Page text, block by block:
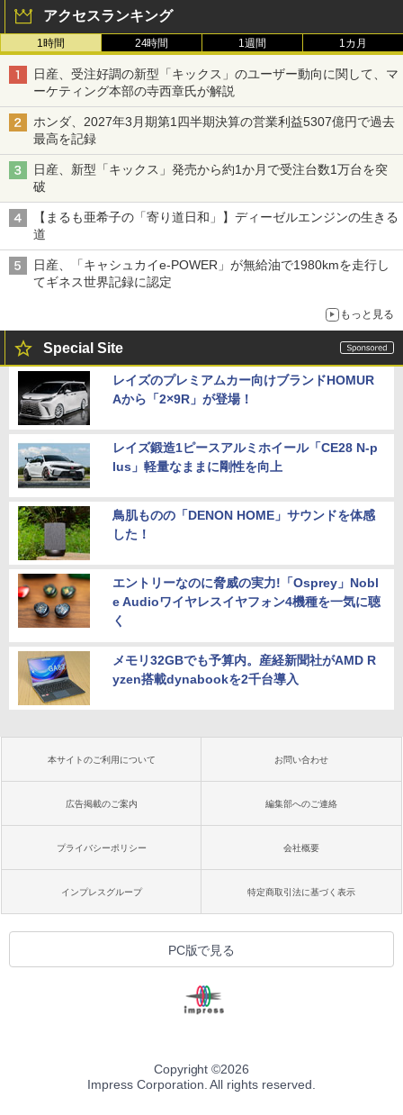
アクセスランキング
1時間 24時間 1週間 1カ月
日産、受注好調の新型「キックス」のユーザー動向に関して、マ
ーケティング本部の寺西章氏が解説
ホンダ、2027年3月期第1四半期決算の営業利益5307億円で過去
最高を記録
日産、新型「キックス」発売から約1か月で受注台数1万台を突
破
【まるも亜希子の「寄り道日和」】ディーゼルエンジンの生きる
道
日産、「キャシュカイe-POWER」が無給油で1980kmを走行し
てギネス世界記録に認定
もっと見る
Special Site
レイズのプレミアムカー向けブランドHOMUR
Aから「2×9R」が登場！
レイズ鍛造1ピースアルミホイール「CE28 N-p
lus」軽量なままに剛性を向上
鳥肌ものの「DENON HOME」サウンドを体感
した！
エントリーなのに脅威の実力!「Osprey」Nobl
e Audioワイヤレスイヤフォン4機種を一気に聴
く
メモリ32GBでも予算内。産経新聞社がAMD R
yzen搭載dynabookを2千台導入
本サイトのご利用について お問い合わせ
広告掲載のご案内 編集部へのご連絡
プライバシーポリシー 会社概要
インプレスグループ 特定商取引法に基づく表示
PC版で見る
Copyright ©2026
Impress Corporation. All rights reserved.